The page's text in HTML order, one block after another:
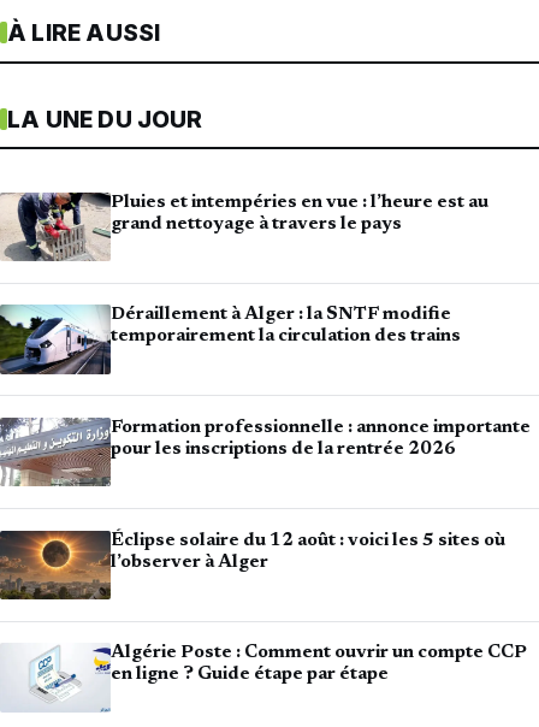
À LIRE AUSSI
LA UNE DU JOUR
Pluies et intempéries en vue : l’heure est au
grand nettoyage à travers le pays
Déraillement à Alger : la SNTF modifie
temporairement la circulation des trains
Formation professionnelle : annonce importante
pour les inscriptions de la rentrée 2026
Éclipse solaire du 12 août : voici les 5 sites où
l’observer à Alger
Algérie Poste : Comment ouvrir un compte CCP
en ligne ? Guide étape par étape